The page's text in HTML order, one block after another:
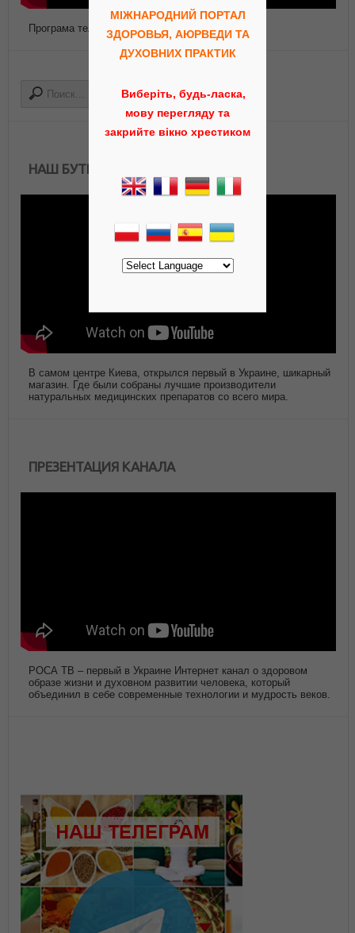
Програма телепередач Роса ТВ
НАШ БУТИК АЮРВЕДЫ
В самом центре Киева, открылся первый в Украине, шикарный
магазин. Где были собраны лучшие производители
натуральных медицинских препаратов со всего мира.
ПРЕЗЕНТАЦИЯ КАНАЛА
РОСА ТВ – первый в Украине Интернет канал о здоровом
образе жизни и духовном развитии человека, который
объединил в себе современные технологии и мудрость веков.
МІЖНАРОДНИЙ ПОРТАЛ
ЗДОРОВЬЯ, АЮРВЕДИ ТА
ДУХОВНИХ ПРАКТИК
Виберіть, будь-ласка,
мову перегляду та
закрийте вікно хрестиком